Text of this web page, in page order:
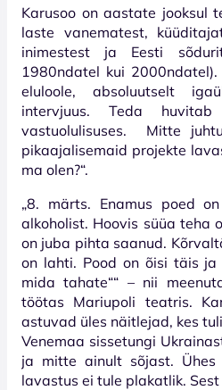
Karusoo on aastate jooksul
laste vanematest,
inimestest ja Eesti
1980ndatel kui
eluloole, absoluutselt
intervjuus. Teda
vastuolulisuses. Mitte
pikaajalisemaid projekte
ma olen?“.
„8. märts. Enamus poed
alkoholist. Hoovis süüa teha
on juba pihta saanud.
on lahti. Pood on õisi täis ja
mida tahate““ – nii
töötas Mariupoli teatris.
astuvad üles näitlejad, kes
Venemaa sissetungi
ja mitte ainult sõjast.
lavastus ei tule plakatlik.